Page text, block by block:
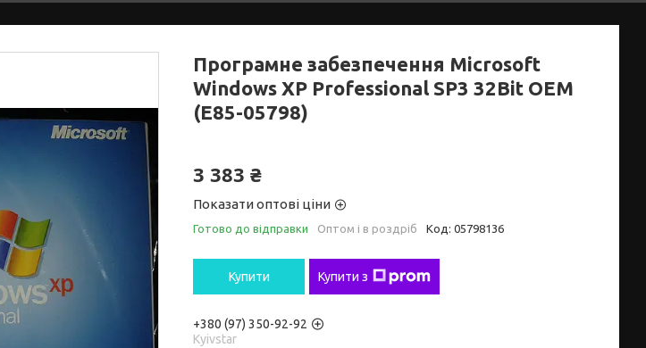
Програмне забезпечення Microsoft
Windows XP Professional SP3 32Bit OEM
(E85-05798)
3 383 ₴
Показати оптові ціни
Готово до відправки Оптом і в роздріб Код: 05798136
Купити Купити з
+380 (97) 350-92-92
Kyivstar